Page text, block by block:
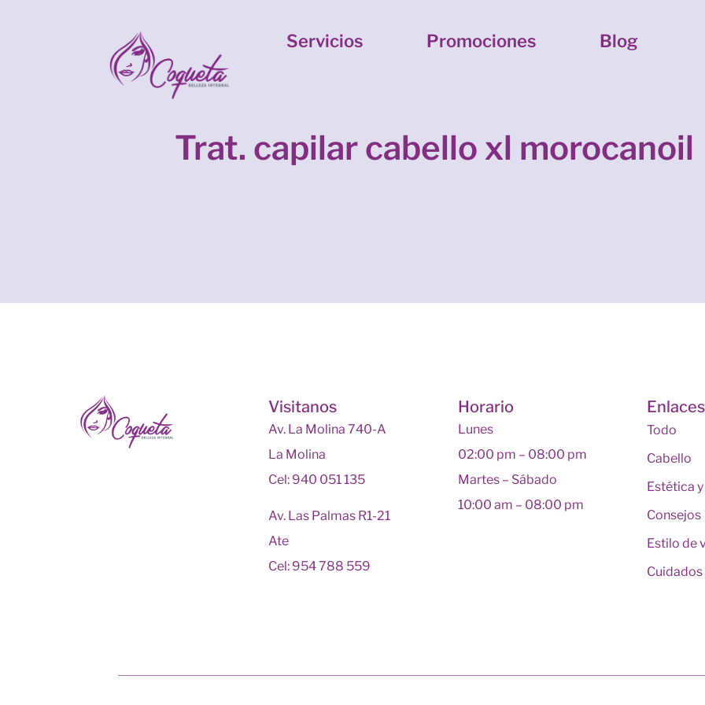
Servicios Promociones Blog
Trat. capilar cabello xl morocanoil
Visitanos
Av. La Molina 740-A
La Molina
Cel: 940 051 135
Av. Las Palmas R1-21
Ate
Cel: 954 788 559
Horario
Lunes
02:00 pm – 08:00 pm
Martes – Sábado
10:00 am – 08:00 pm
Enlaces
Todo
Cabello
Estética
Consejos
Estilo de